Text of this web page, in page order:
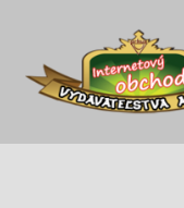
Série